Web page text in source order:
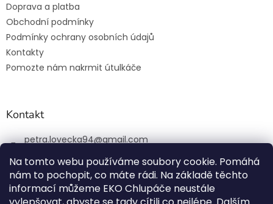
Na tomto webu používáme soubory cookie. Pomáhá
nám to pochopit, co máte rádi. Na základě těchto
informací můžeme EKO Chlupáče neustále
Doprava a platba
Obchodní podmínky
Podmínky ochrany osobních údajů
Kontakty
Pomozte nám nakrmit útulkáče
Kontakt
petra.lovecka94@gmail.com
+420 774 131 648
ekochlupac.cz